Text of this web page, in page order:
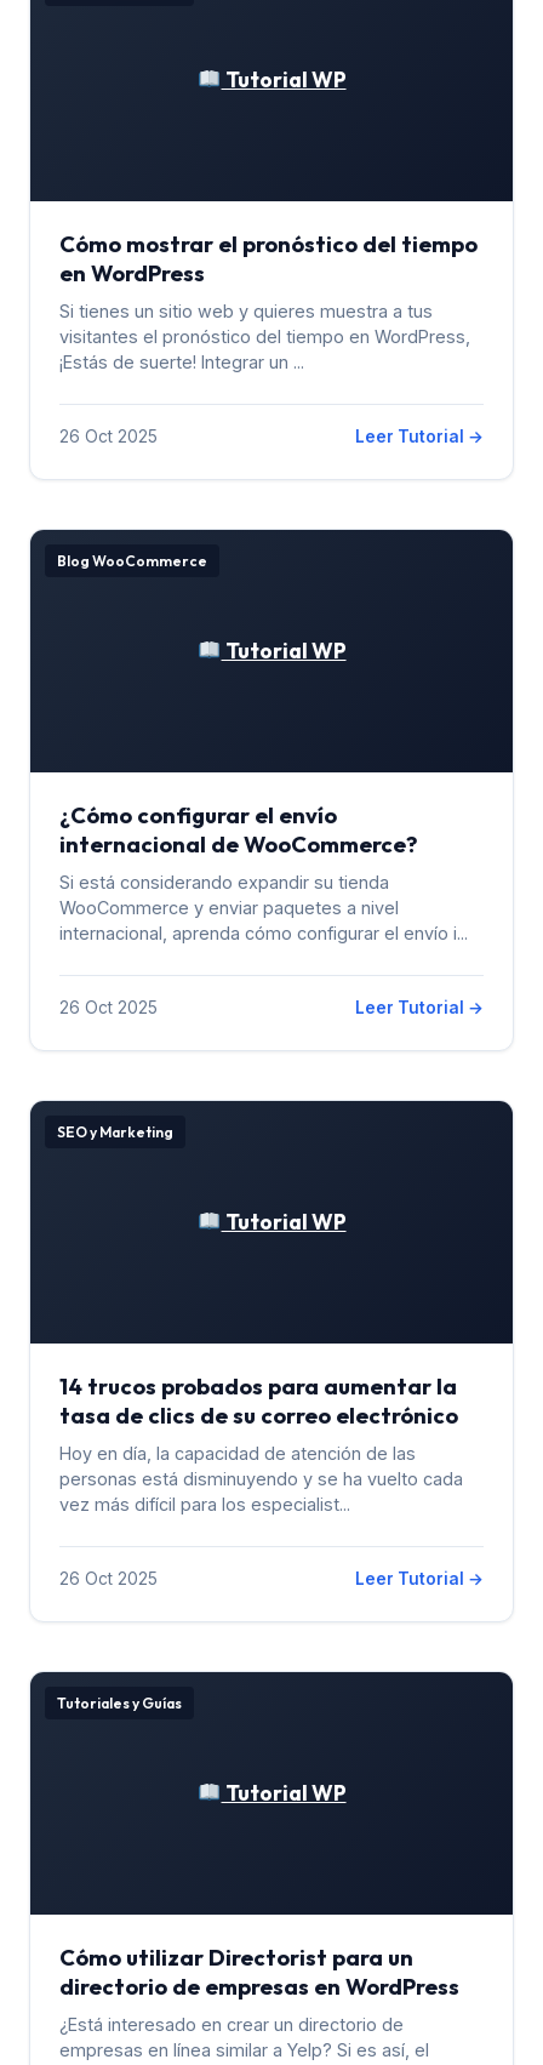
Tutorial WP
Cómo mostrar el pronóstico del tiempo
en WordPress
Si tienes un sitio web y quieres muestra a tus
visitantes el pronóstico del tiempo en WordPress,
¡Estás de suerte! Integrar un ...
26 Oct 2025 Leer Tutorial →
Tutorial WP
Blog WooCommerce
¿Cómo configurar el envío
internacional de WooCommerce?
Si está considerando expandir su tienda
WooCommerce y enviar paquetes a nivel
internacional, aprenda cómo configurar el envío i...
26 Oct 2025 Leer Tutorial →
Tutorial WP
SEO y Marketing
14 trucos probados para aumentar la
tasa de clics de su correo electrónico
Hoy en día, la capacidad de atención de las
personas está disminuyendo y se ha vuelto cada
vez más difícil para los especialist...
26 Oct 2025 Leer Tutorial →
Tutorial WP
Tutoriales y Guías
Cómo utilizar Directorist para un
directorio de empresas en WordPress
¿Está interesado en crear un directorio de
empresas en línea similar a Yelp? Si es así, el